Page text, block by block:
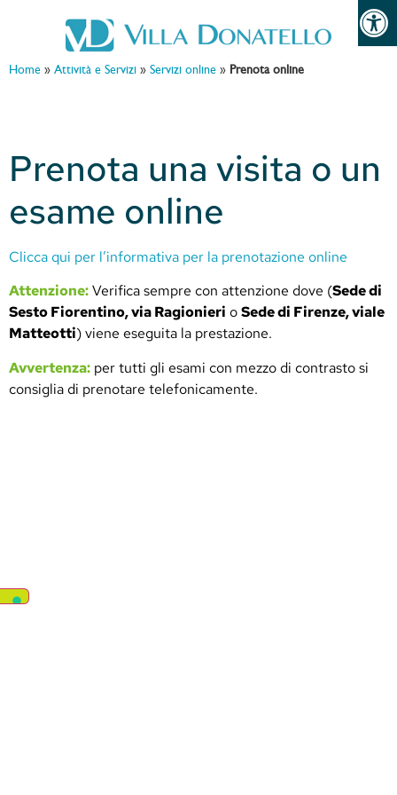
Home » Attività e Servizi » Servizi online » Prenota online
Prenota una visita o un
esame online
Clicca qui per l’informativa per la prenotazione online
Attenzione:Verifica sempre con attenzione dove (Sede di
Sesto Fiorentino, via Ragionieri oSede di Firenze, viale
Matteotti) viene eseguita la prestazione.
Avvertenza: per tutti gli esami con mezzo di contrasto si
consiglia di prenotare telefonicamente.